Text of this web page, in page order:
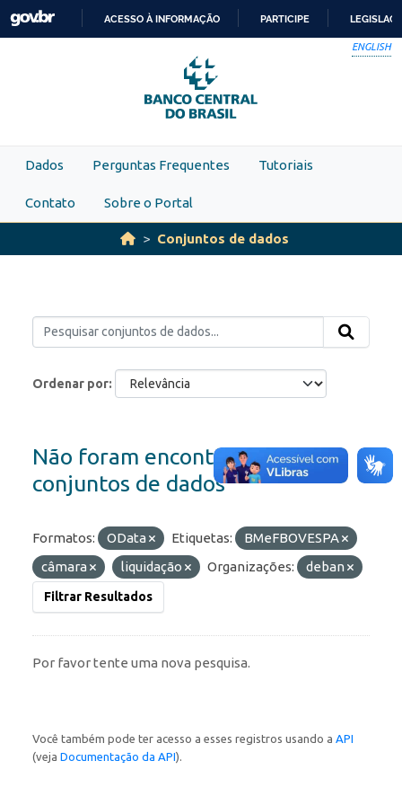
Skip to main content
PARA
O
CONTEÚDO
ACESSO À INFORMAÇÃO PARTICIPE
ENGLISH
Dados Perguntas Frequentes Tutoriais
Contato Sobre o Portal
Conjuntos de dados
Ordenar por
Não foram encontrados
conjuntos de dados
Formatos: OData Etiquetas:
BMeFBOVESPA
câmara
liquidação Organizações: deban
Filtrar Resultados
Por favor tente uma nova pesquisa.
Você também pode ter acesso a esses registros usando a API
(veja Documentação da API).